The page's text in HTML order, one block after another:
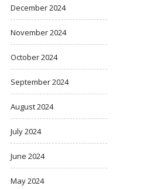
December 2024
November 2024
October 2024
September 2024
August 2024
July 2024
June 2024
May 2024